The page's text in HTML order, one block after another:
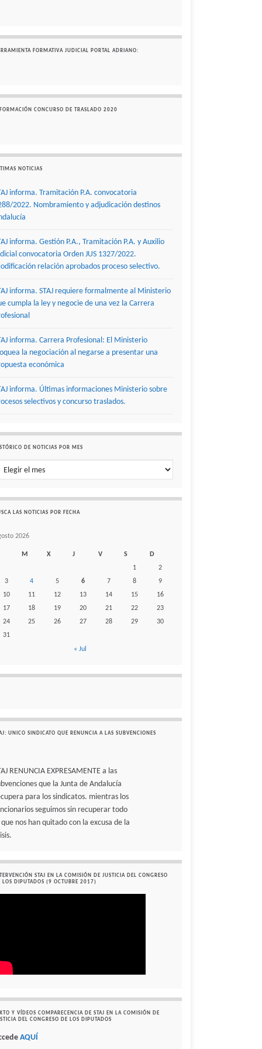
FORMATIVA JUDICIAL PORTAL ADRIANO:
CONCURSO DE TRASLADO 2020
NOTICIAS
informa. Tramitación P.A. convocatoria
2022. Nombramiento y adjudicación destinos
informa. Gestión P.A., Tramitación P.A. y Auxilio
convocatoria Orden JUS 1327/2022.
relación aprobados proceso selectivo.
informa. STAJ requiere formalmente al Ministerio
cumpla la ley y negocie de una vez la Carrera
informa. Carrera Profesional: El Ministerio
la negociación al negarse a presentar una
económica
informa. Últimas informaciones Ministerio sobre
selectivos y concurso traslados.
DE NOTICIAS POR MES
de noticias por mes
LAS NOTICIAS POR FECHA
2026
M X J V S
D
1
2
3
4 5 6 7 8
9
10
11 12 13 14 15
16
17
18 19 20 21 22
23
24
25 26 27 28 29
30
31
« Jul
UNICO SINDICATO QUE RENUNCIA A LAS SUBVENCIONES
RENUNCIA EXPRESAMENTE a las
que la Junta de Andalucía
para los sindicatos. mientras los
seguimos sin recuperar todo
que nos han quitado con la excusa de la
STAJ EN LA COMISIÓN DE JUSTICIA DEL CONGRESO
LOS DIPUTADOS (9 OCTUBRE 2017)
Y VÍDEOS COMPARECENCIA DE STAJ EN LA COMISIÓN DE
DEL CONGRESO DE LOS DIPUTADOS
AQUÍ